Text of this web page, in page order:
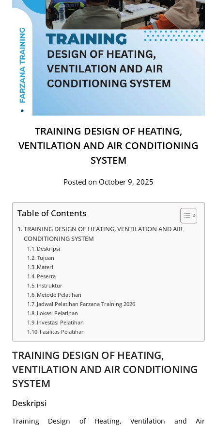
TRAINING DESIGN OF HEATING,
VENTILATION AND AIR CONDITIONING
SYSTEM
Posted on October 9, 2025
Table of Contents
TRAINING DESIGN OF HEATING, VENTILATION AND AIR
CONDITIONING SYSTEM
Deskripsi
Tujuan
Materi
Peserta
Instruktur
Metode Pelatihan
Jadwal Pelatihan Farzana Training 2026
Lokasi Pelatihan
Investasi Pelatihan
Fasilitas Pelatihan
TRAINING DESIGN OF HEATING,
VENTILATION AND AIR CONDITIONING
SYSTEM
Deskripsi
Training Design of Heating, Ventilation and Air